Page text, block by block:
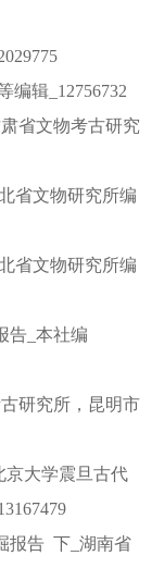
编辑_12756732
省文物考古研究
省文物研究所编
省文物研究所编
告_本社编
研究所，昆明市
京大学震旦古代
报告 下_湖南省